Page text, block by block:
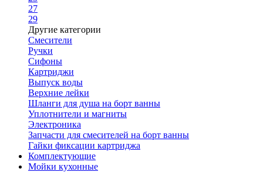
27
29
Другие категории
Смесители
Ручки
Сифоны
Картриджи
Выпуск воды
Верхние лейки
Шланги для душа на борт ванны
Уплотнители и магниты
Электроника
Запчасти для смесителей на борт ванны
Гайки фиксации картриджа
Комплектующие
Мойки кухонные